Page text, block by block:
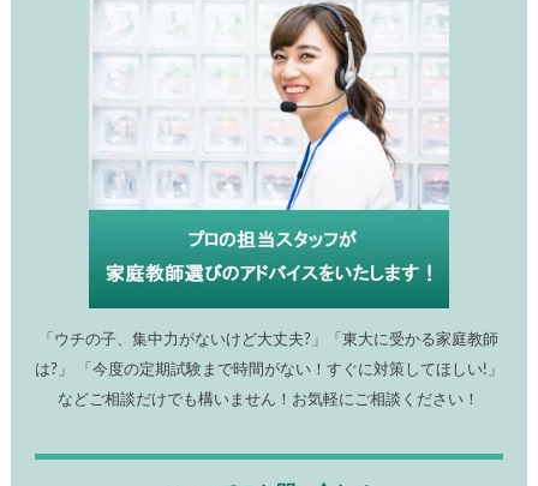
「ウチの子、集中力がないけど大丈夫?」「東大に受かる家庭教師
は?」 「今度の定期試験まで時間がない！すぐに対策してほしい!」
などご相談だけでも構いません！お気軽にご相談ください！